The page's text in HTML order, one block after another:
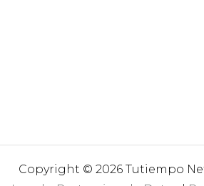
Copyright © 2026 Tutiempo